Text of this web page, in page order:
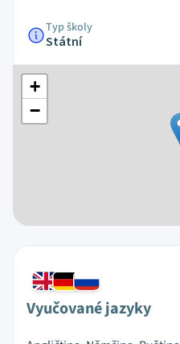
Typ školy
Státní
+
−
Vyučované jazyky